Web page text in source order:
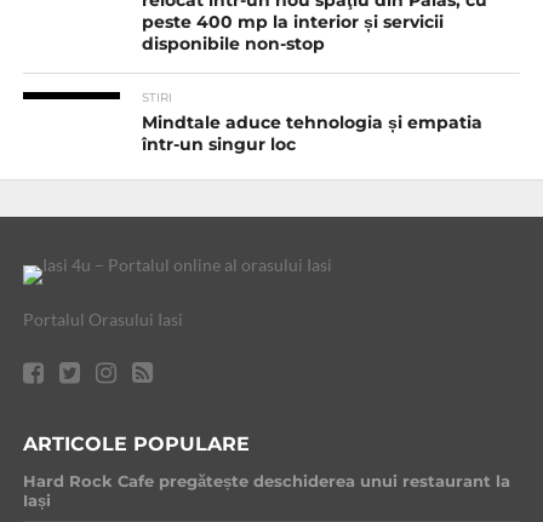
peste 400 mp la interior și servicii
disponibile non-stop
STIRI
Mindtale aduce tehnologia și empatia
într-un singur loc
Portalul Orasului Iasi
ARTICOLE POPULARE
Hard Rock Cafe pregătește deschiderea unui restaurant la
Iași